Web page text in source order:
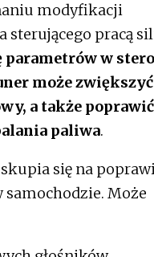
modyfikacji
sterującego pracą
parametrów w
może
a także poprawić
paliwa.
się na
samochodzie. Może